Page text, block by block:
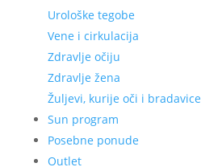
Urološke tegobe
Vene i cirkulacija
Zdravlje očiju
Zdravlje žena
Žuljevi, kurije oči i bradavice
Sun program
Posebne ponude
Outlet